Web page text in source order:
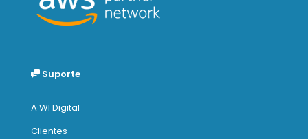
Suporte
A WI Digital
Clientes